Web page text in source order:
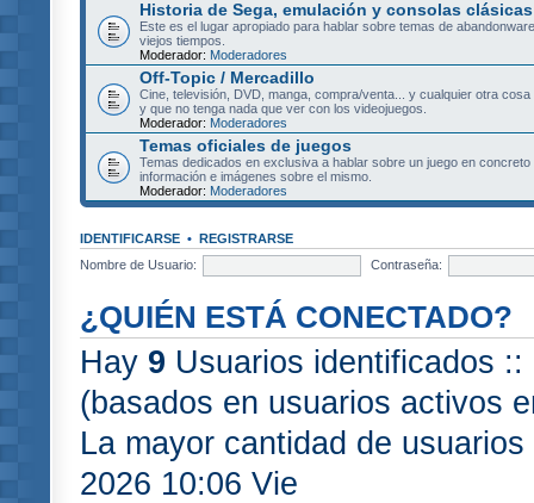
Historia de Sega, emulación y consolas clásicas
Este es el lugar apropiado para hablar sobre temas de
viejos tiempos.
Moderador: Moderadores
Off-Topic / Mercadillo
Cine, televisión, DVD, manga, compra/venta... y cualquier otra
y que no tenga nada que ver con los videojuegos.
Moderador: Moderadores
Temas oficiales de juegos
Temas dedicados en exclusiva a hablar sobre un juego en concreto
información e imágenes sobre el mismo.
Moderador: Moderadores
IDENTIFICARSE • REGISTRARSE
Nombre de Usuario:
Contraseña:
¿QUIÉN ESTÁ CONECTADO?
Hay 9 Usuarios identificados
(basados en usuarios activos
La mayor cantidad de
2026 10:06 Vie